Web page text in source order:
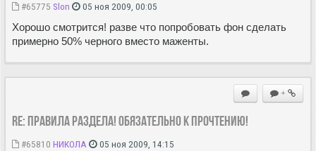
#65775 Slon 05 ноя 2009, 00:05
Хорошо смотрится! разве что попробовать фон сделать
примерно 50% черного вместо маженты.
+
Re: Правила раздела! Обязательно к прочтению!
#65810 НИКОЛА 05 ноя 2009, 14:15